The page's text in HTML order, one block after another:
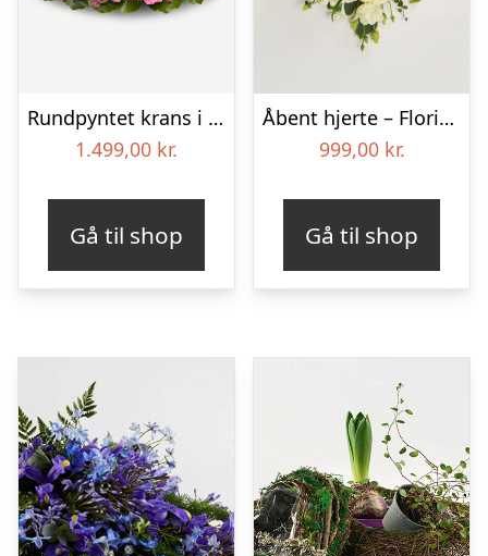
Rundpyntet krans i klassisk stil – pink
1.499,00 kr.
Gå til shop
Åbent hjerte – Floristens kreative valg
999,00 kr.
Gå til shop